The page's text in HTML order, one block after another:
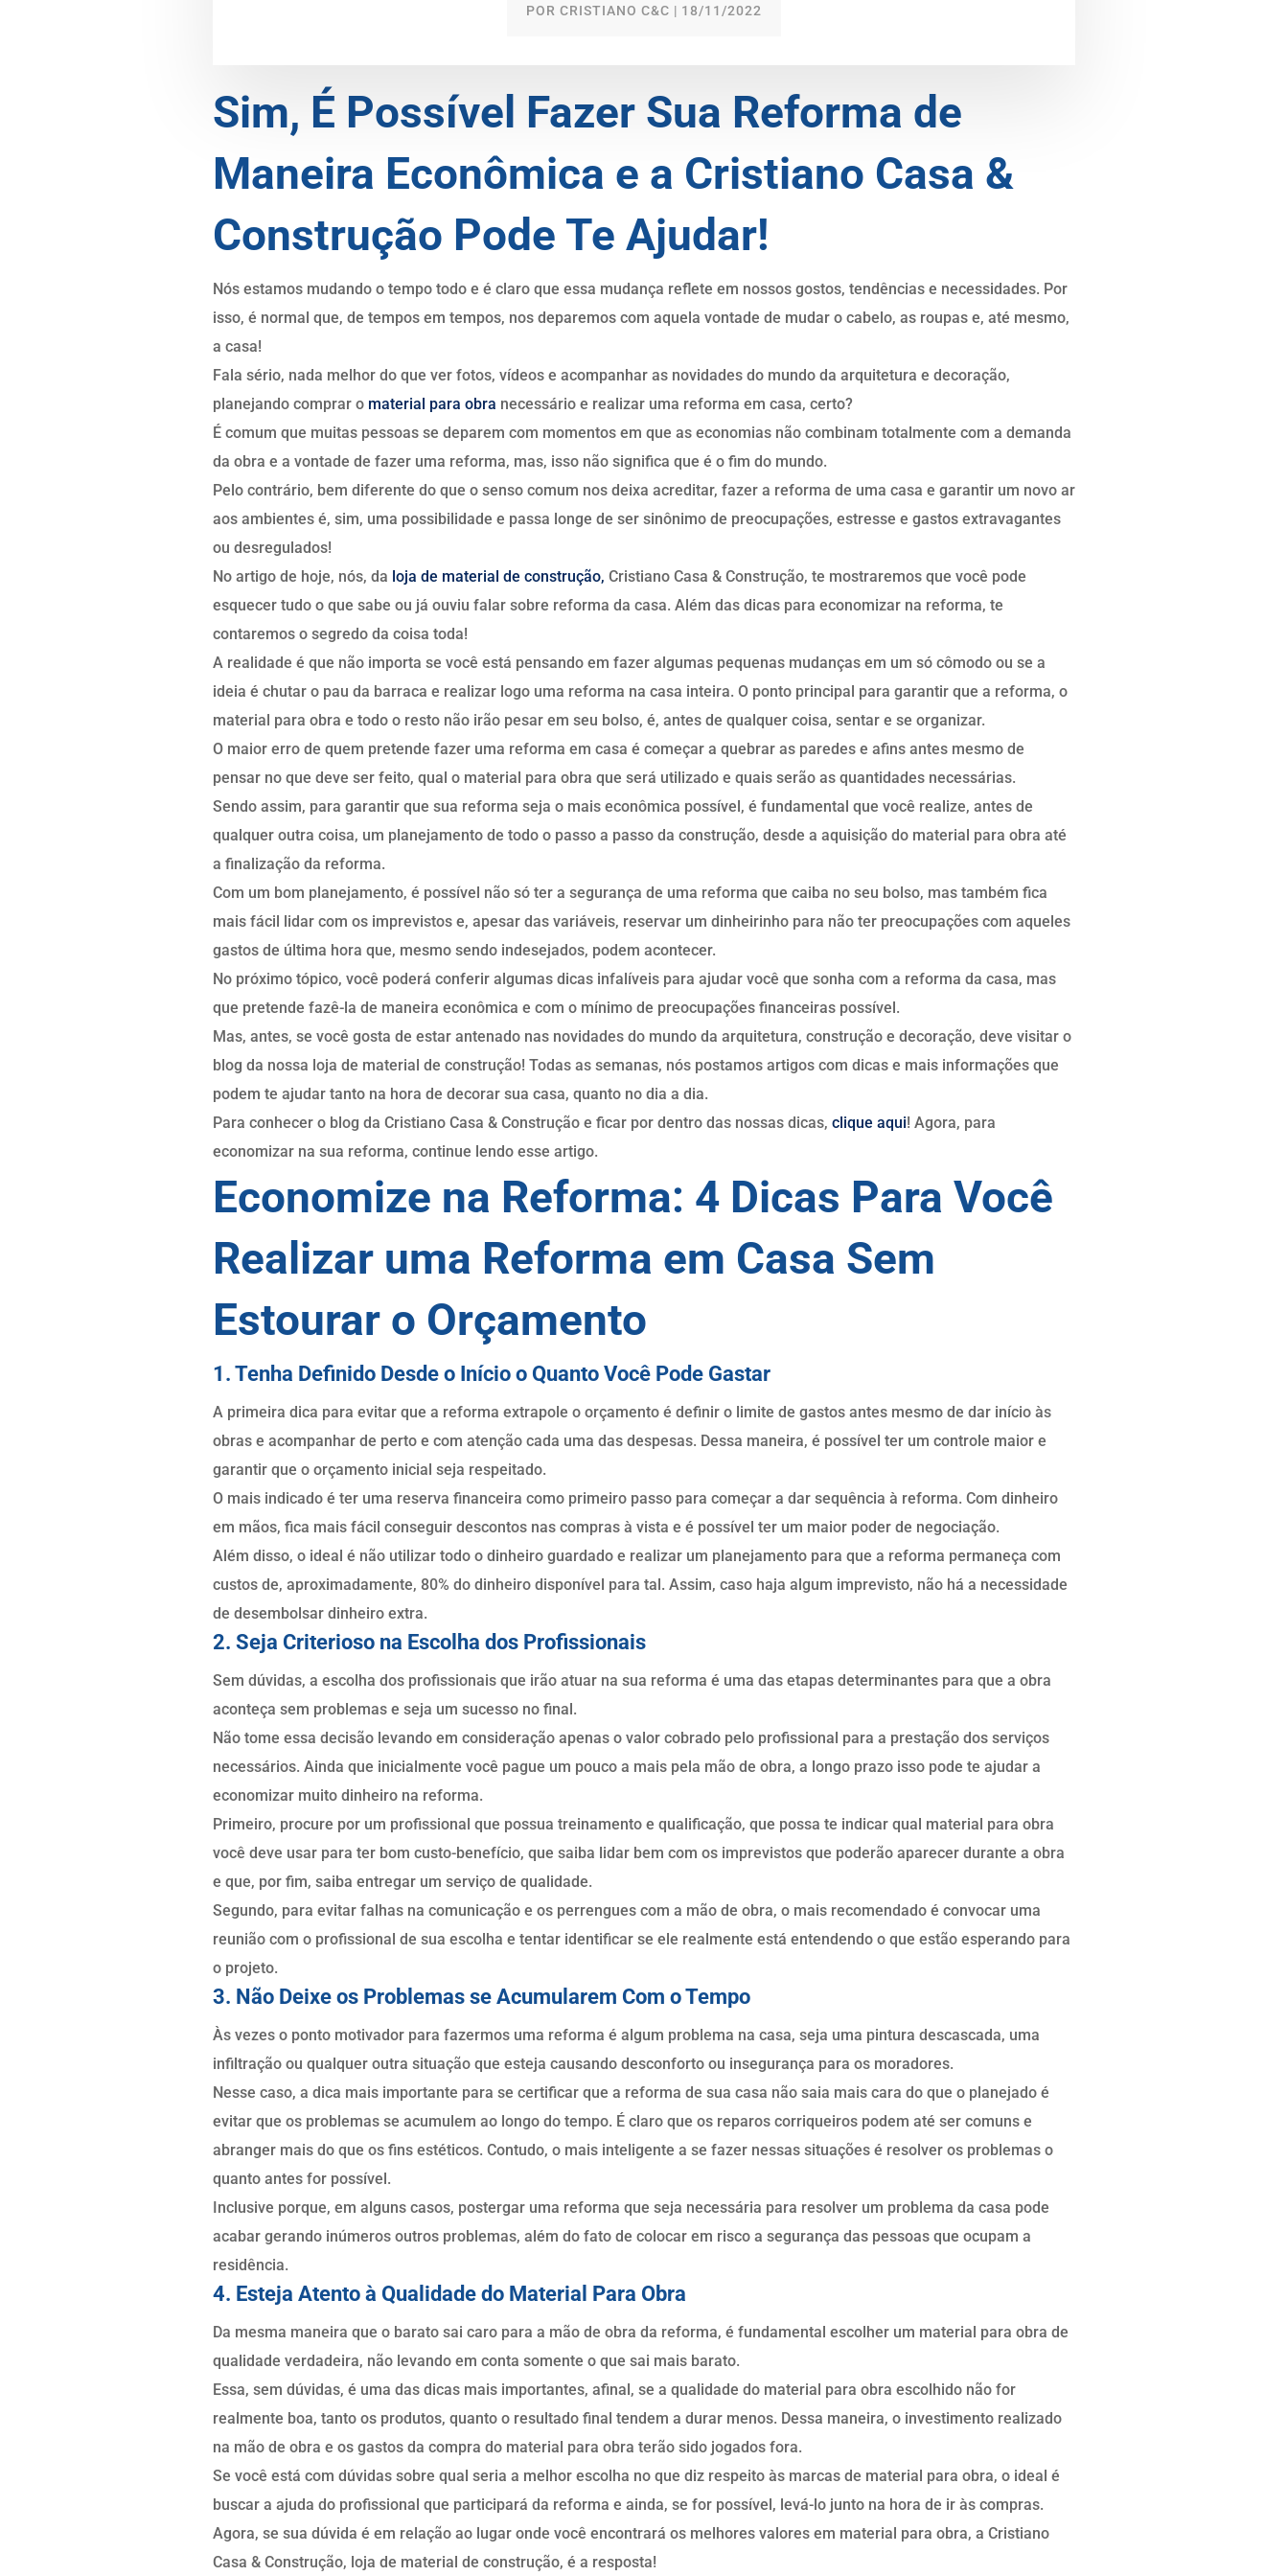
POR CRISTIANO C&C | 18/11/2022
Sim, É Possível Fazer Sua Reforma de
Maneira Econômica e a Cristiano Casa &
Construção Pode Te Ajudar!
Nós estamos mudando o tempo todo e é claro que essa mudança reflete em nossos gostos, tendências e necessidades. Por
isso, é normal que, de tempos em tempos, nos deparemos com aquela vontade de mudar o cabelo, as roupas e, até mesmo,
a casa!
Fala sério, nada melhor do que ver fotos, vídeos e acompanhar as novidades do mundo da arquitetura e decoração,
planejando comprar o material para obra necessário e realizar uma reforma em casa, certo?
É comum que muitas pessoas se deparem com momentos em que as economias não combinam totalmente com a demanda
da obra e a vontade de fazer uma reforma, mas, isso não significa que é o fim do mundo.
Pelo contrário, bem diferente do que o senso comum nos deixa acreditar, fazer a reforma de uma casa e garantir um novo ar
aos ambientes é, sim, uma possibilidade e passa longe de ser sinônimo de preocupações, estresse e gastos extravagantes
ou desregulados!
No artigo de hoje, nós, da loja de material de construção, Cristiano Casa & Construção, te mostraremos que você pode
esquecer tudo o que sabe ou já ouviu falar sobre reforma da casa. Além das dicas para economizar na reforma, te
contaremos o segredo da coisa toda!
A realidade é que não importa se você está pensando em fazer algumas pequenas mudanças em um só cômodo ou se a
ideia é chutar o pau da barraca e realizar logo uma reforma na casa inteira. O ponto principal para garantir que a reforma, o
material para obra e todo o resto não irão pesar em seu bolso, é, antes de qualquer coisa, sentar e se organizar.
O maior erro de quem pretende fazer uma reforma em casa é começar a quebrar as paredes e afins antes mesmo de
pensar no que deve ser feito, qual o material para obra que será utilizado e quais serão as quantidades necessárias.
Sendo assim, para garantir que sua reforma seja o mais econômica possível, é fundamental que você realize, antes de
qualquer outra coisa, um planejamento de todo o passo a passo da construção, desde a aquisição do material para obra até
a finalização da reforma.
Com um bom planejamento, é possível não só ter a segurança de uma reforma que caiba no seu bolso, mas também fica
mais fácil lidar com os imprevistos e, apesar das variáveis, reservar um dinheirinho para não ter preocupações com aqueles
gastos de última hora que, mesmo sendo indesejados, podem acontecer.
No próximo tópico, você poderá conferir algumas dicas infalíveis para ajudar você que sonha com a reforma da casa, mas
que pretende fazê-la de maneira econômica e com o mínimo de preocupações financeiras possível.
Mas, antes, se você gosta de estar antenado nas novidades do mundo da arquitetura, construção e decoração, deve visitar o
blog da nossa loja de material de construção! Todas as semanas, nós postamos artigos com dicas e mais informações que
podem te ajudar tanto na hora de decorar sua casa, quanto no dia a dia.
Para conhecer o blog da Cristiano Casa & Construção e ficar por dentro das nossas dicas, clique aqui! Agora, para
economizar na sua reforma, continue lendo esse artigo.
Economize na Reforma: 4 Dicas Para Você
Realizar uma Reforma em Casa Sem
Estourar o Orçamento
1. Tenha Definido Desde o Início o Quanto Você Pode Gastar
A primeira dica para evitar que a reforma extrapole o orçamento é definir o limite de gastos antes mesmo de dar início às
obras e acompanhar de perto e com atenção cada uma das despesas. Dessa maneira, é possível ter um controle maior e
garantir que o orçamento inicial seja respeitado.
O mais indicado é ter uma reserva financeira como primeiro passo para começar a dar sequência à reforma. Com dinheiro
em mãos, fica mais fácil conseguir descontos nas compras à vista e é possível ter um maior poder de negociação.
Além disso, o ideal é não utilizar todo o dinheiro guardado e realizar um planejamento para que a reforma permaneça com
custos de, aproximadamente, 80% do dinheiro disponível para tal. Assim, caso haja algum imprevisto, não há a necessidade
de desembolsar dinheiro extra.
2. Seja Criterioso na Escolha dos Profissionais
Sem dúvidas, a escolha dos profissionais que irão atuar na sua reforma é uma das etapas determinantes para que a obra
aconteça sem problemas e seja um sucesso no final.
Não tome essa decisão levando em consideração apenas o valor cobrado pelo profissional para a prestação dos serviços
necessários. Ainda que inicialmente você pague um pouco a mais pela mão de obra, a longo prazo isso pode te ajudar a
economizar muito dinheiro na reforma.
Primeiro, procure por um profissional que possua treinamento e qualificação, que possa te indicar qual material para obra
você deve usar para ter bom custo-benefício, que saiba lidar bem com os imprevistos que poderão aparecer durante a obra
e que, por fim, saiba entregar um serviço de qualidade.
Segundo, para evitar falhas na comunicação e os perrengues com a mão de obra, o mais recomendado é convocar uma
reunião com o profissional de sua escolha e tentar identificar se ele realmente está entendendo o que estão esperando para
o projeto.
3. Não Deixe os Problemas se Acumularem Com o Tempo
Às vezes o ponto motivador para fazermos uma reforma é algum problema na casa, seja uma pintura descascada, uma
infiltração ou qualquer outra situação que esteja causando desconforto ou insegurança para os moradores.
Nesse caso, a dica mais importante para se certificar que a reforma de sua casa não saia mais cara do que o planejado é
evitar que os problemas se acumulem ao longo do tempo. É claro que os reparos corriqueiros podem até ser comuns e
abranger mais do que os fins estéticos. Contudo, o mais inteligente a se fazer nessas situações é resolver os problemas o
quanto antes for possível.
Inclusive porque, em alguns casos, postergar uma reforma que seja necessária para resolver um problema da casa pode
acabar gerando inúmeros outros problemas, além do fato de colocar em risco a segurança das pessoas que ocupam a
residência.
4. Esteja Atento à Qualidade do Material Para Obra
Da mesma maneira que o barato sai caro para a mão de obra da reforma, é fundamental escolher um material para obra de
qualidade verdadeira, não levando em conta somente o que sai mais barato.
Essa, sem dúvidas, é uma das dicas mais importantes, afinal, se a qualidade do material para obra escolhido não for
realmente boa, tanto os produtos, quanto o resultado final tendem a durar menos. Dessa maneira, o investimento realizado
na mão de obra e os gastos da compra do material para obra terão sido jogados fora.
Se você está com dúvidas sobre qual seria a melhor escolha no que diz respeito às marcas de material para obra, o ideal é
buscar a ajuda do profissional que participará da reforma e ainda, se for possível, levá-lo junto na hora de ir às compras.
Agora, se sua dúvida é em relação ao lugar onde você encontrará os melhores valores em material para obra, a Cristiano
Casa & Construção, loja de material de construção, é a resposta!